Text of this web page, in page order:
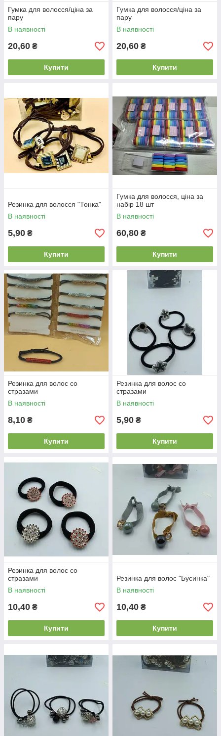
Гумка для волосся/ціна за
пару
В наявності
20,60 ₴
Купити
Гумка для волосся/ціна за
пару
В наявності
20,60 ₴
Купити
Резинка для волосся "Тонка"
В наявності
5,90 ₴
Купити
Гумка для волосся, ціна за
набір 18 шт
В наявності
60,80 ₴
Купити
Резинка для волос со
стразами
В наявності
8,10 ₴
Купити
Резинка для волос со
стразами
В наявності
5,90 ₴
Купити
Резинка для волос со
стразами
В наявності
10,40 ₴
Купити
Резинка для волос "Бусинка"
В наявності
10,40 ₴
Купити